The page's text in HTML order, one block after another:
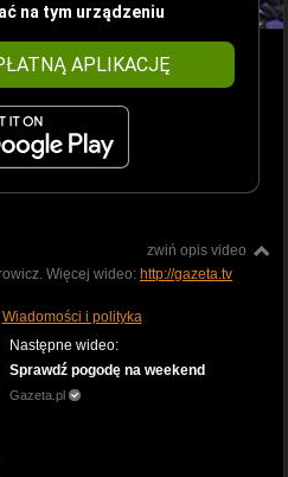
na tym urządzeniu
APLIKACJĘ
zwiń opis video
Więcej wideo: http://gazeta.tv
Wiadomości i polityka
Następne wideo:
Sprawdź pogodę na weekend
Gazeta.pl